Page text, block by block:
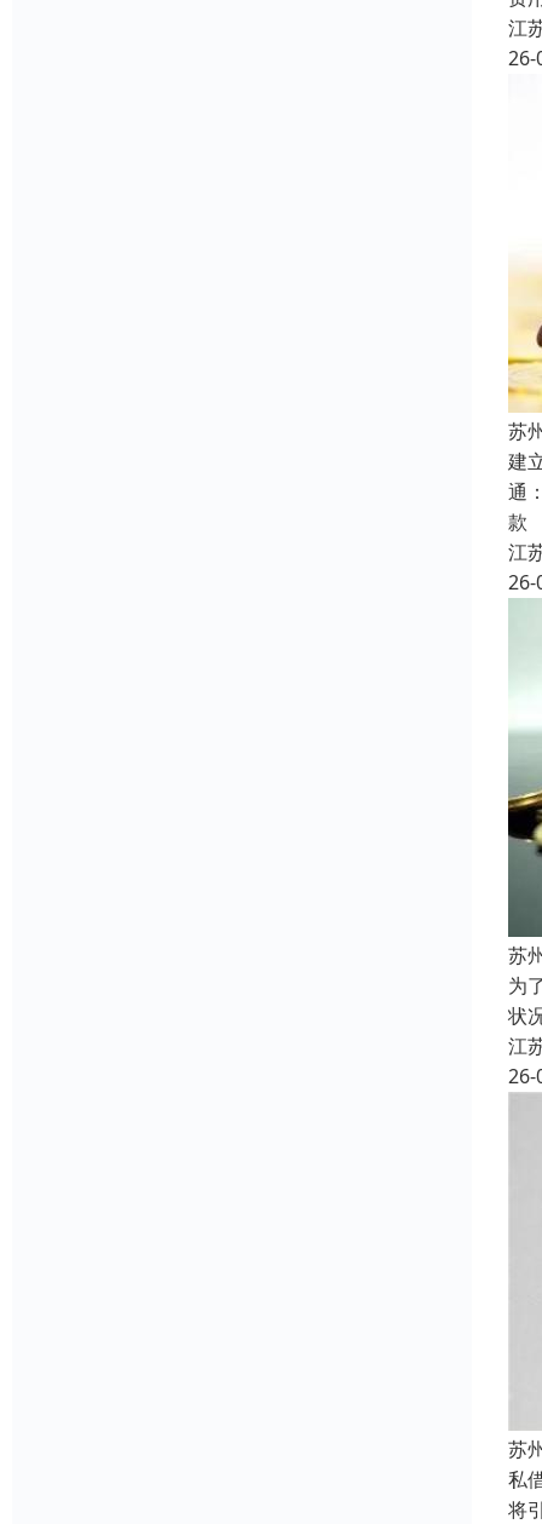
江
26-
苏
建
通
款
江
26-
苏
为
状
江
26-
苏
私
将